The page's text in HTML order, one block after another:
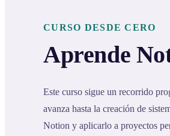
CURSO DESDE CERO
Aprende
Este curso sigue un recorrido
avanza hasta la creación de
Notion y aplicarlo a proyectos